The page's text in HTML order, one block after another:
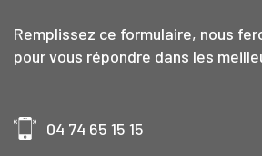
Remplissez ce formulaire, nous
pour vous répondre dans les
04 74 65 15 15